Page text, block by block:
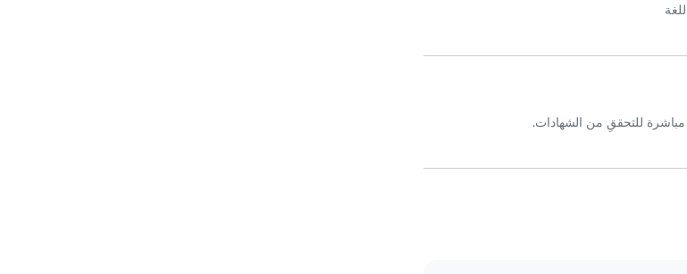
للتحققِ من الشهادات.